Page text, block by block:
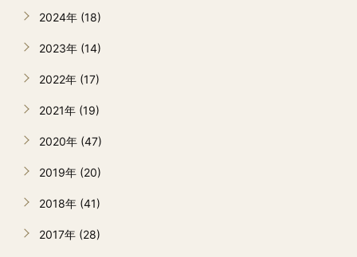
2024年 (18)
2023年 (14)
2022年 (17)
2021年 (19)
2020年 (47)
2019年 (20)
2018年 (41)
2017年 (28)